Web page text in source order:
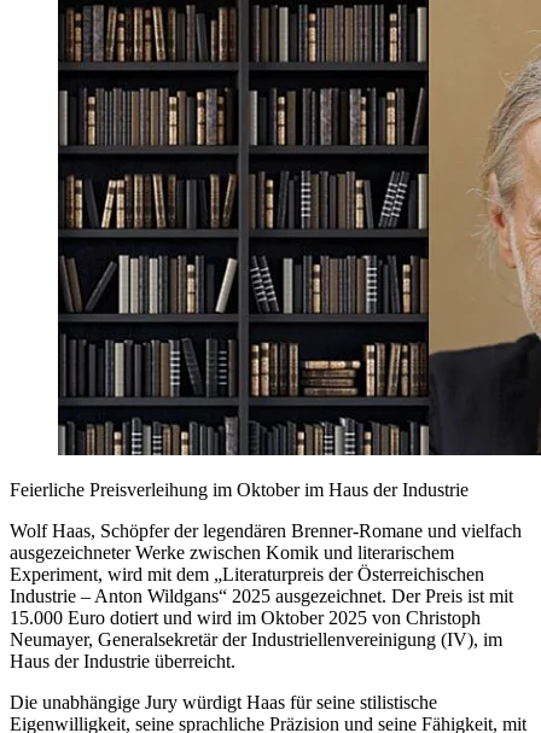
Feierliche Preisverleihung im Oktober im Haus der Industrie
Wolf Haas, Schöpfer der legendären Brenner-Romane und vielfach
ausgezeichneter Werke zwischen Komik und literarischem
Experiment, wird mit dem „Literaturpreis der Österreichischen
Industrie – Anton Wildgans“ 2025 ausgezeichnet. Der Preis ist mit
15.000 Euro dotiert und wird im Oktober 2025 von Christoph
Neumayer, Generalsekretär der Industriellenvereinigung (IV), im
Haus der Industrie überreicht.
Die unabhängige Jury würdigt Haas für seine stilistische
Eigenwilligkeit, seine sprachliche Präzision und seine Fähigkeit, mit